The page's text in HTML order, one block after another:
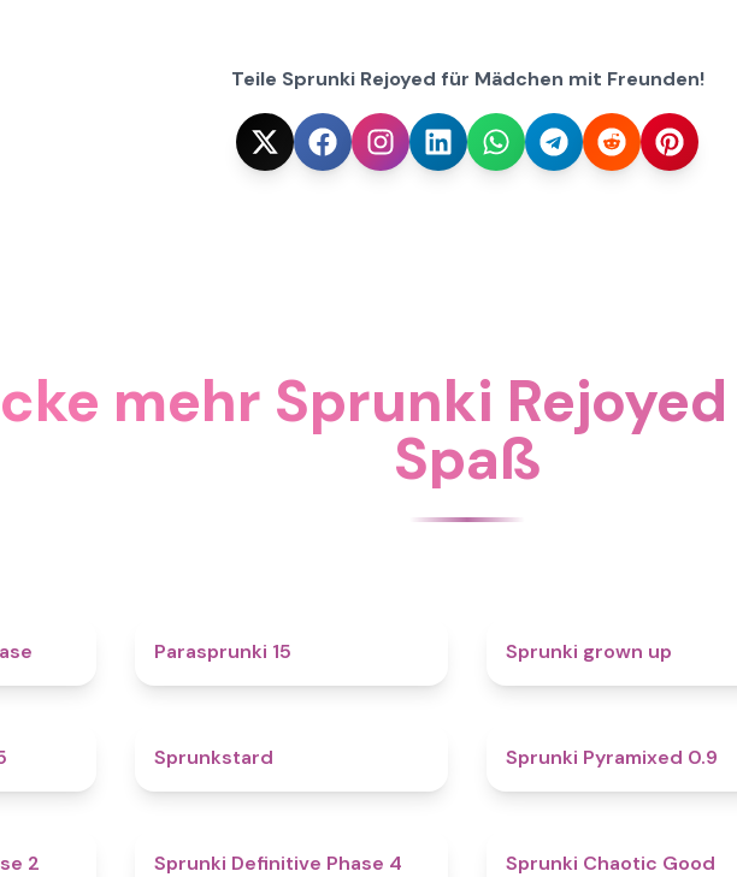
Teile Sprunki Rejoyed für Mädchen mit Freunden!
mehr Sprunki
Spaß
Parasprunki 15 Sprunki grown up
Sprunkstard Sprunki Pyramixed 0.9
2 Sprunki Definitive Phase 4 Sprunki Chaotic Good